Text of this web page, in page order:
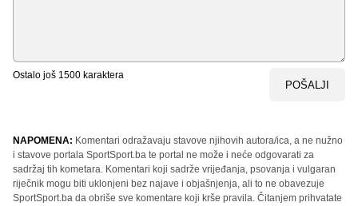
Ostalo još 1500 karaktera
POŠALJI
NAPOMENA: Komentari odražavaju stavove njihovih autora/ica, a ne nužno
i stavove portala SportSport.ba te portal ne može i neće odgovarati za
sadržaj tih kometara. Komentari koji sadrže vrijeđanja, psovanja i vulgaran
riječnik mogu biti uklonjeni bez najave i objašnjenja, ali to ne obavezuje
SportSport.ba da obriše sve komentare koji krše pravila. Čitanjem prihvatate